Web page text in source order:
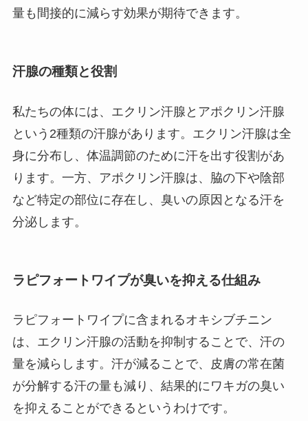
量も間接的に減らす効果が期待できます。
汗腺の種類と役割
私たちの体には、エクリン汗腺とアポクリン汗腺
という2種類の汗腺があります。エクリン汗腺は全
身に分布し、体温調節のために汗を出す役割があ
ります。一方、アポクリン汗腺は、脇の下や陰部
など特定の部位に存在し、臭いの原因となる汗を
分泌します。
ラピフォートワイプが臭いを抑える仕組み
ラピフォートワイプに含まれるオキシブチニン
は、エクリン汗腺の活動を抑制することで、汗の
量を減らします。汗が減ることで、皮膚の常在菌
が分解する汗の量も減り、結果的にワキガの臭い
を抑えることができるというわけです。